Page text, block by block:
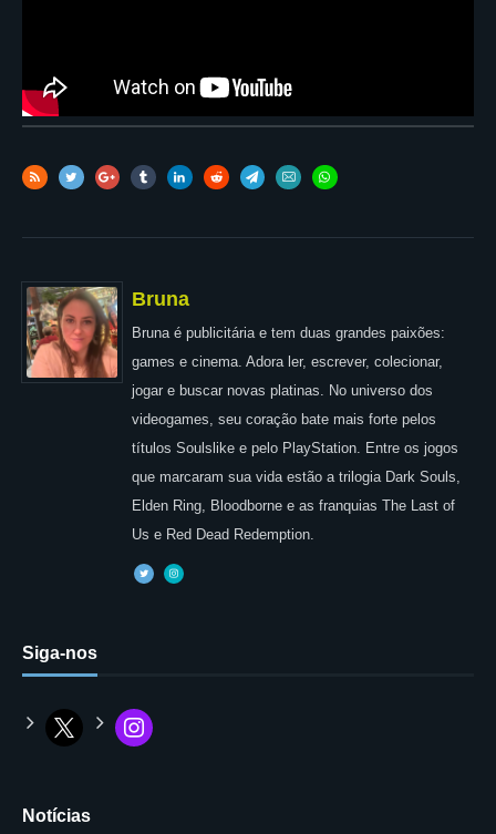
Bruna
Bruna é publicitária e tem duas grandes paixões:
games e cinema. Adora ler, escrever, colecionar,
jogar e buscar novas platinas. No universo dos
videogames, seu coração bate mais forte pelos
títulos Soulslike e pelo PlayStation. Entre os jogos
que marcaram sua vida estão a trilogia Dark Souls,
Elden Ring, Bloodborne e as franquias The Last of
Us e Red Dead Redemption.
Siga-nos
Notícias